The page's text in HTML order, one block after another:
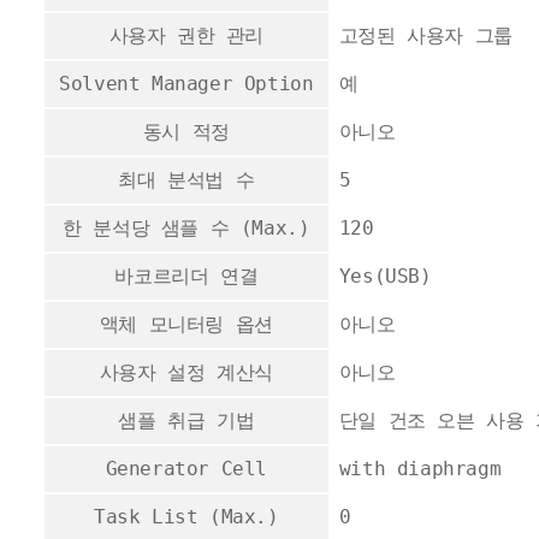
사용자 권한 관리 고정된 사용자 그룹
Solvent Manager Option 예
동시 적정 아니오
최대 분석법 수 5
한 분석당 샘플 수 (Max.) 120
바코르리더 연결 Yes(USB)
액체 모니터링 옵션 아니오
사용자 설정 계산식 아니오
샘플 취급 기법 단일 건조 오븐 사용
Generator Cell with diaphragm
Task List (Max.) 0